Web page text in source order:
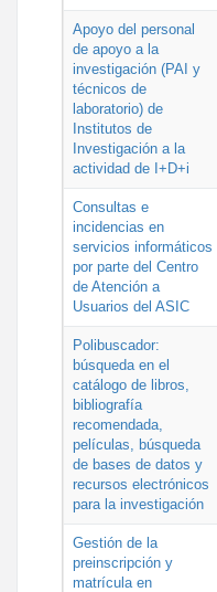
Apoyo del personal
de apoyo a la
investigación (PAI y
técnicos de
laboratorio) de
Institutos de
Investigación a la
actividad de I+D+i
Consultas e
incidencias en
servicios informáticos
por parte del Centro
de Atención a
Usuarios del ASIC
Polibuscador:
búsqueda en el
catálogo de libros,
bibliografía
recomendada,
películas, búsqueda
de bases de datos y
recursos electrónicos
para la investigación
Gestión de la
preinscripción y
matrícula en